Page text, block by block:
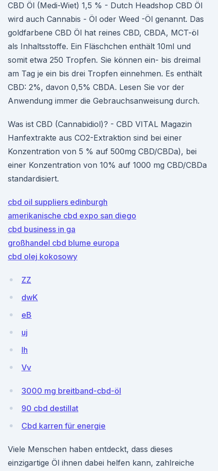
CBD Öl (Medi-Wiet) 1,5 % - Dutch Headshop CBD Öl
wird auch Cannabis - Öl oder Weed -Öl genannt. Das
goldfarbene CBD Öl hat reines CBD, CBDA, MCT-öl
als Inhaltsstoffe. Ein Fläschchen enthält 10ml und
somit etwa 250 Tropfen. Sie können ein- bis dreimal
am Tag je ein bis drei Tropfen einnehmen. Es enthält
CBD: 2%, davon 0,5% CBDA. Lesen Sie vor der
Anwendung immer die Gebrauchsanweisung durch.
Was ist CBD (Cannabidiol)? - CBD VITAL Magazin
Hanfextrakte aus CO2-Extraktion sind bei einer
Konzentration von 5 % auf 500mg CBD/CBDa), bei
einer Konzentration von 10% auf 1000 mg CBD/CBDa
standardisiert.
cbd oil suppliers edinburgh
amerikanische cbd expo san diego
cbd business in ga
großhandel cbd blume europa
cbd olej kokosowy
ZZ
dwK
eB
uj
lh
Vv
3000 mg breitband-cbd-öl
90 cbd destillat
Cbd karren für energie
Viele Menschen haben entdeckt, dass dieses
einzigartige Öl ihnen dabei helfen kann, zahlreiche